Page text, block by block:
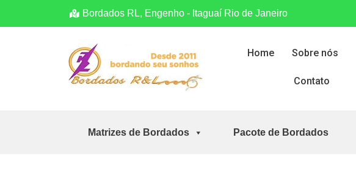
Bordados RL, Engenho - Itaguaí Rio de Janeiro
Home Sobre nós
Contato
Matrizes de Bordados Pacote de Bordados